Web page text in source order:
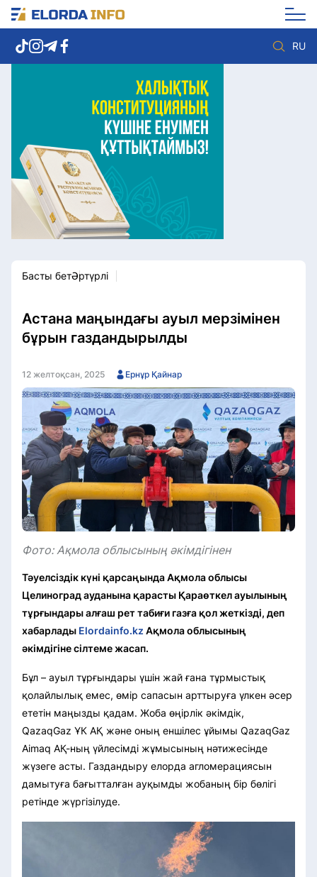
RU
Елорда жаңалықтары
Көзқарас
Саясат
Видео
Әлеумет
Экономика
Спорт
Мәдениет
Басты бетӘртүрлі
Астана маңындағы ауыл мерзімінен
бұрын газдандырылды
12 желтоқсан, 2025 Ернұр Қайнар
Фото: Ақмола облысының әкімдігінен
Тәуелсіздік күні қарсаңында Ақмола облысы
Целиноград ауданына қарасты Қараөткел ауылының
тұрғындары алғаш рет табиғи газға қол жеткізді, деп
хабарлады Elordainfo.kz Ақмола облысының
әкімдігіне сілтеме жасап.
Бұл – ауыл тұрғындары үшін жай ғана тұрмыстық
қолайлылық емес, өмір сапасын арттыруға үлкен әсер
ететін маңызды қадам. Жоба өңірлік әкімдік,
QazaqGaz ҰК АҚ және оның еншілес ұйымы QazaqGaz
Aimaq АҚ-ның үйлесімді жұмысының нәтижесінде
жүзеге асты. Газдандыру елорда агломерациясын
дамытуға бағытталған ауқымды жобаның бір бөлігі
ретінде жүргізілуде.